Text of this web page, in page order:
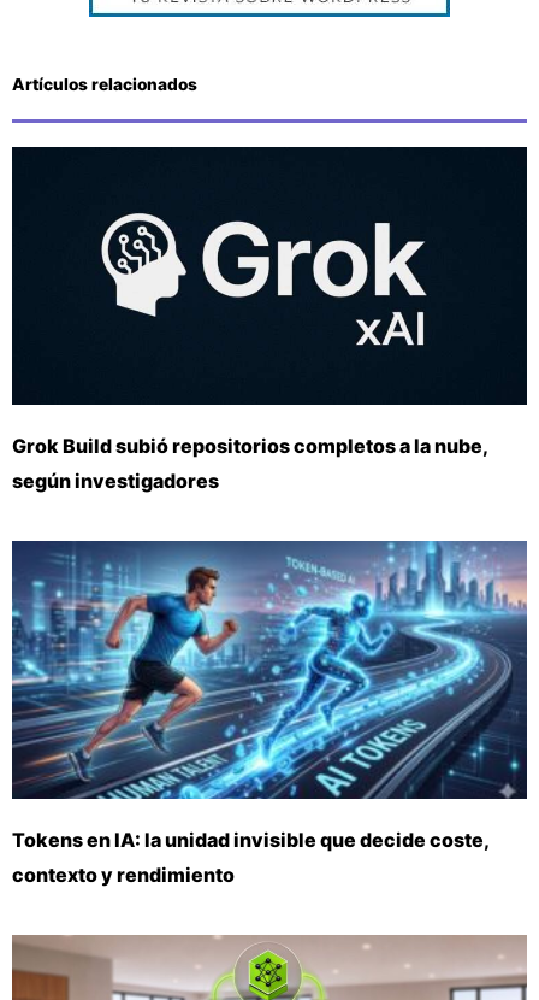
Artículos relacionados
Grok Build subió repositorios completos a la nube,
según investigadores
Tokens en IA: la unidad invisible que decide coste,
contexto y rendimiento